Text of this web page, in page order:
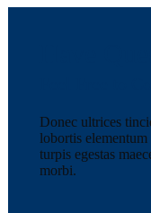
Donec ultrices
lobortis
turpis egestas
morbi.